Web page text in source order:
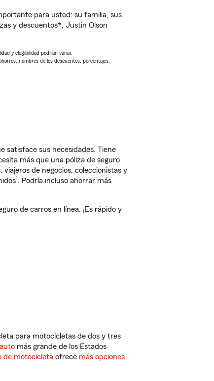
para usted: su familia, sus
y descuentos*, Justin Olson
y elegibilidad podrían variar.
nombres de los descuentos, porcentajes,
satisface sus necesidades. Tiene
más que una póliza de seguro
de negocios, coleccionistas y
1. Podría incluso ahorrar más
de carros en línea. ¡Es rápido y
para motocicletas de dos y tres
más grande de los Estados
de motocicleta ofrece más opciones